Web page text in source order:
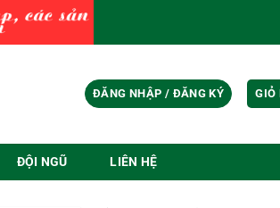
ĐĂNG NHẬP / ĐĂNG KÝ GIỎ
ĐỘI NGŨ LIÊN HỆ